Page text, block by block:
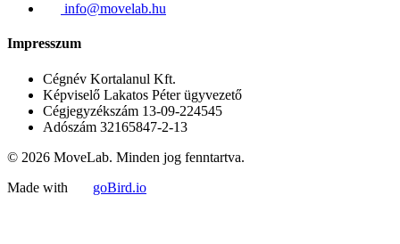
info@movelab.hu
Impresszum
Cégnév Kortalanul Kft.
Képviselő Lakatos Péter ügyvezető
Cégjegyzékszám 13-09-224545
Adószám 32165847-2-13
© 2026 MoveLab. Minden jog fenntartva.
Made with
goBird.io